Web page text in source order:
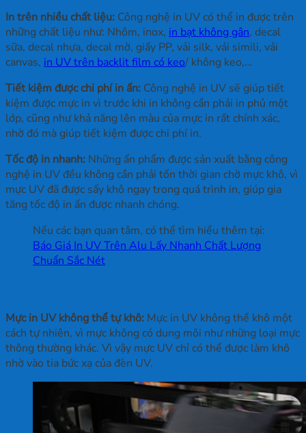
In trên nhiều chất liệu: Công nghệ in UV có thể in được trên
những chất liệu như: Nhôm, inox, in bạt không gân, decal
sữa, decal nhựa, decal mờ, giấy PP, vải silk, vải simili, vải
canvas, in UV trên backlit film có keo/ không keo,…
Tiết kiệm được chi phí in ấn: Công nghệ in UV sẽ giúp tiết
kiệm được mực in vì trước khi in không cần phải in phủ một
lớp, cũng như khả năng lên màu của mực in rất chính xác,
nhờ đó mà giúp tiết kiệm được chi phí in.
Tốc độ in nhanh: Những ấn phẩm được sản xuất bằng công
nghệ in UV đều không cần phải tốn thời gian chờ mực khô, vì
mực UV đã được sấy khô ngay trong quá trình in, giúp gia
tăng tốc độ in ấn được nhanh chóng.
Nếu các bạn quan tâm, có thể tìm hiểu thêm tại:
Báo Giá In UV Trên Alu Lấy Nhanh Chất Lượng
Chuẩn Sắc Nét
Mực in UV không thể tự khô: Mực in UV không thể khô một
cách tự nhiên, vì mực không có dung môi như những loại mực
thông thường khác. Vì vậy mực UV chỉ có thể được làm khô
nhờ vào tia bức xạ của đèn UV.